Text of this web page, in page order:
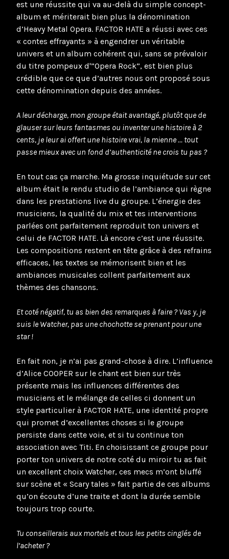
est une réussite qui va au-delà du simple concept-
album et mériterait bien plus la dénomination
d’Heavy Metal Opera. FACTOR HATE a réussi avec ces
« contes effrayants » à engendrer un véritable
univers et un album cohérent qui, sans se prévaloir
du titre pompeux d'”Opera Rock”, est bien plus
crédible que ce que d’autres nous ont proposé sous
cette dénomination depuis des années.
A leur décharge, mon groupe était avantagé, plutôt que de
glauser sur leurs fantasmes ou inventer une histoire à 2
cents, je leur ai offert une histoire vrai, la mienne … tout
passe mieux avec un fond d’authenticité ne crois tu pas ?
En tout cas ça marche. Ma grosse inquiétude sur cet
album était le rendu studio de l’ambiance qui règne
dans les prestations live du groupe. L’énergie des
musiciens, la qualité du mix et tes interventions
parlées ont parfaitement reproduit ton univers et
celui de FACTOR HATE. Là encore c’est une réussite.
Les compositions restent en tête grâce à des refrains
efficaces, les textes se mémorisent bien et les
ambiances musicales collent parfaitement aux
thèmes des chansons.
Et coté négatif, tu as bien des remarques à faire ? Vas y, je
suis le Watcher, pas une chochotte se prenant pour une
star !
En fait non, je n’ai pas grand-chose à dire. L’influence
d’Alice COOPER sur le chant est bien sur très
présente mais les influences différentes des
musiciens et le mélange de celles ci donnent un
style particulier à FACTOR HATE, une identité propre
qui promet d’excellentes choses si le groupe
persiste dans cette voie, et si tu continue ton
association avec Titi. En choisissant ce groupe pour
porter ton univers de notre coté du miroir tu as fait
un excellent choix Watcher, ces mecs m’ont bluffé
sur scène et « Scary tales » fait partie de ces albums
qu’on écoute d’une traite et dont la durée semble
toujours trop courte.
Tu conseillerais aux mortels et tous les petits cinglés de
l’acheter ?